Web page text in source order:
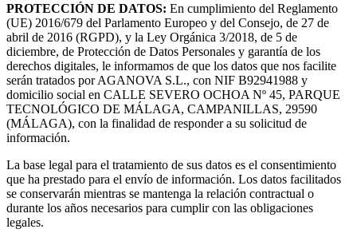
PROTECCIÓN DE DATOS: En cumplimiento del Reglamento
(UE) 2016/679 del Parlamento Europeo y del Consejo, de 27 de
abril de 2016 (RGPD), y la Ley Orgánica 3/2018, de 5 de
diciembre, de Protección de Datos Personales y garantía de los
derechos digitales, le informamos de que los datos que nos facilite
serán tratados por AGANOVA S.L., con NIF B92941988 y
domicilio social en CALLE SEVERO OCHOA Nº 45, PARQUE
TECNOLÓGICO DE MÁLAGA, CAMPANILLAS, 29590
(MÁLAGA), con la finalidad de responder a su solicitud de
información.
La base legal para el tratamiento de sus datos es el consentimiento
que ha prestado para el envío de información. Los datos facilitados
se conservarán mientras se mantenga la relación contractual o
durante los años necesarios para cumplir con las obligaciones
legales.